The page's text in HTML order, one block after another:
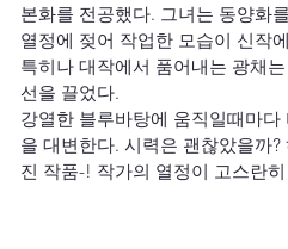
본화를 전공했다. 그녀는 동양화
열정에 젖어 작업한 모습이 신작
특히나 대작에서 품어내는 광채
선을 끌었다.
강열한 블루바탕에 움직일때마
을 대변한다. 시력은 괜찮았을까
진 작품-! 작가의 열정이 고스란